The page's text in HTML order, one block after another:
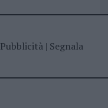
Pubblicità| Segnala